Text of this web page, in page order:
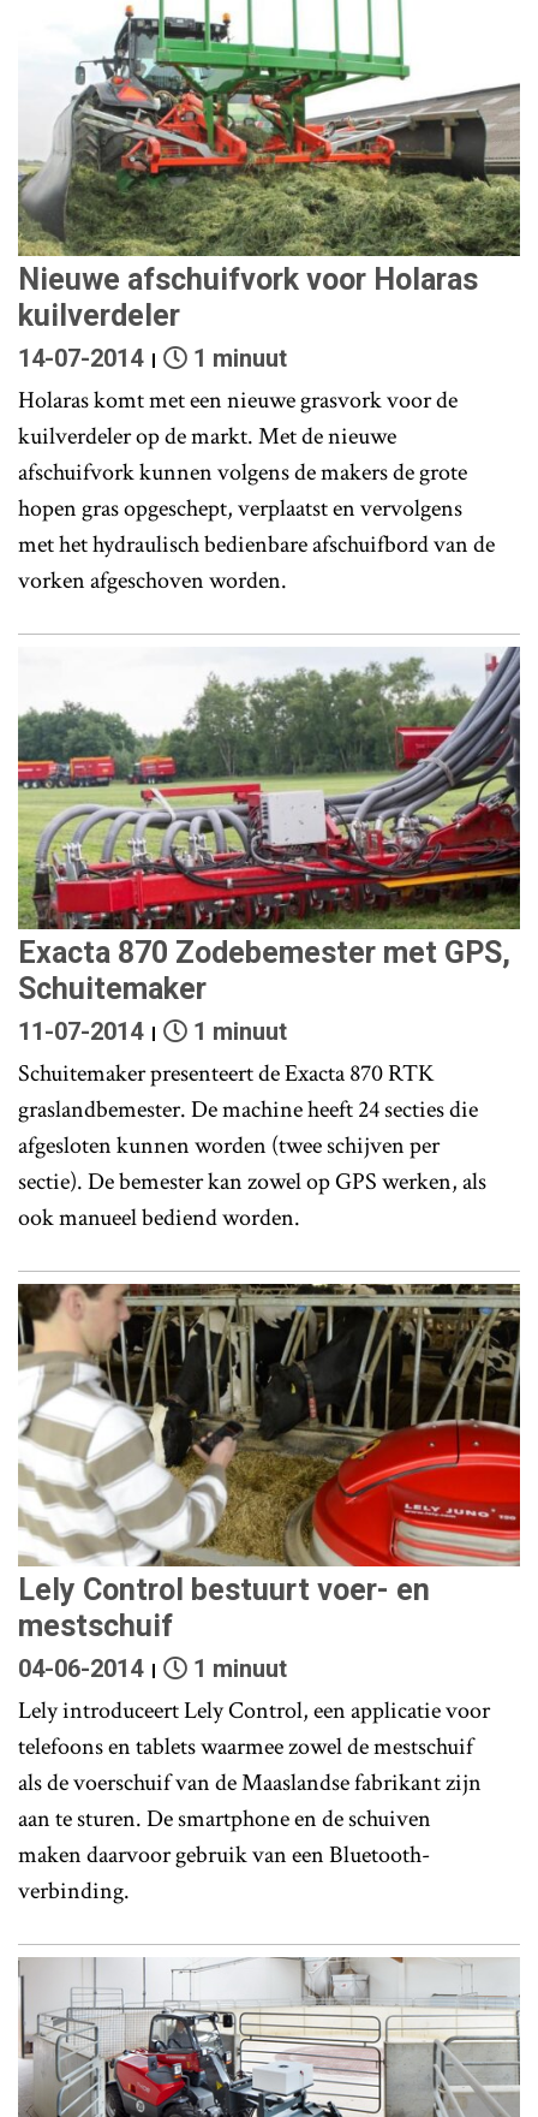
Nieuwe afschuifvork voor Holaras
kuilverdeler
14-07-2014 1 minuut
Holaras komt met een nieuwe grasvork voor de
kuilverdeler op de markt. Met de nieuwe
afschuifvork kunnen volgens de makers de grote
hopen gras opgeschept, verplaatst en vervolgens
met het hydraulisch bedienbare afschuifbord van de
vorken afgeschoven worden.
Exacta 870 Zodebemester met GPS,
Schuitemaker
11-07-2014 1 minuut
Schuitemaker presenteert de Exacta 870 RTK
graslandbemester. De machine heeft 24 secties die
afgesloten kunnen worden (twee schijven per
sectie). De bemester kan zowel op GPS werken, als
ook manueel bediend worden.
Lely Control bestuurt voer- en
mestschuif
04-06-2014 1 minuut
Lely introduceert Lely Control, een applicatie voor
telefoons en tablets waarmee zowel de mestschuif
als de voerschuif van de Maaslandse fabrikant zijn
aan te sturen. De smartphone en de schuiven
maken daarvoor gebruik van een Bluetooth-
verbinding.